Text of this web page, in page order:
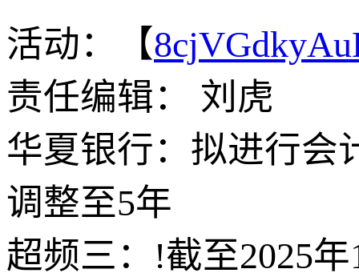
活动：【
责任编辑： 刘虎
华夏银行：拟进行会
调整至5年
超频三：!截至2025